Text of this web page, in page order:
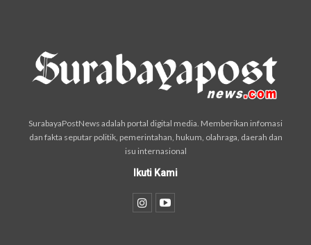
SurabayaPostNews adalah portal digital media. Memberikan infomasi
dan fakta seputar politik, pemerintahan, hukum, olahraga, daerah dan
isu internasional
Ikuti Kami